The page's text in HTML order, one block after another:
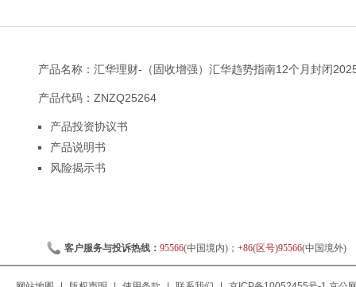
产品名称：汇华理财-（固收增强）汇华趋势指南12个月封闭
产品代码：ZNZQ25264
产品投资协议书
产品说明书
风险揭示书
客户服务与投诉热线： 95566(中国境内)； +86(区号)95566(中国境外)